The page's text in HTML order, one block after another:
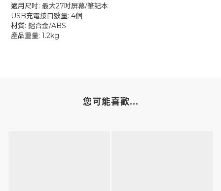
適用尺吋: 最大27吋屏幕/筆記本
USB充電接口數量: 4個
材質: 鋁合金/ABS
產品重量: 1.2kg
您可能喜歡...